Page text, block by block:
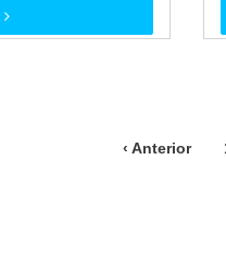
‹ Anterior